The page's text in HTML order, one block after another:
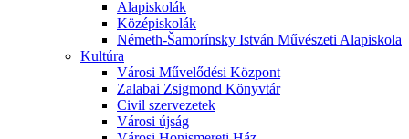
Alapiskolák
Középiskolák
Németh-Šamorínsky István Művészeti Alapiskola
Kultúra
Városi Művelődési Központ
Zalabai Zsigmond Könyvtár
Civil szervezetek
Városi újság